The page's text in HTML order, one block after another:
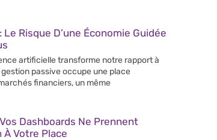
Le Risque D’une Économie Guidée
artificielle transforme notre rapport à
gestion passive occupe une place
financiers, un même
Dashboards Ne Prennent
Votre Place